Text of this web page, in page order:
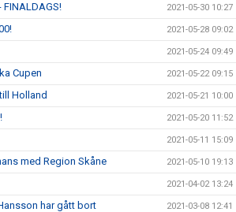
2021-05-30 10:27
2021-05-28 09:02
2021-05-24 09:49
Cupen 2021-05-22 09:15
Holland 2021-05-21 10:00
2021-05-20 11:52
2021-05-11 15:09
med Region Skåne 2021-05-10 19:13
2021-04-02 13:24
har gått bort 2021-03-08 12:41